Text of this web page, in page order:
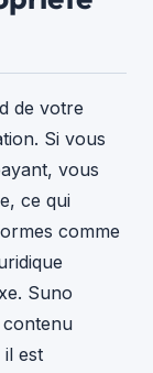
de votre
Si vous
vous
ce qui
comme
Suno
contenu
est